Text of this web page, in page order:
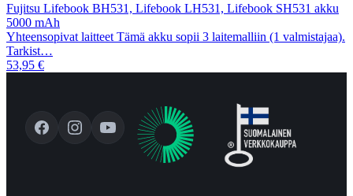
Fujitsu Lifebook BH531, Lifebook LH531, Lifebook SH531 akku
5000 mAh
Yhteensopivat laitteet Tämä akku sopii 3 laitemalliin (1 valmistajaa).
Tarkist…
53,95 €